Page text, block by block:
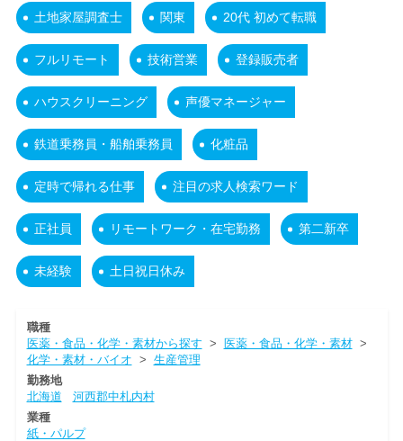
土地家屋調査士 関東 20代 初めて転職
フルリモート 技術営業 登録販売者
ハウスクリーニング 声優マネージャー
鉄道乗務員・船舶乗務員 化粧品
定時で帰れる仕事 注目の求人検索ワード
正社員 リモートワーク・在宅勤務 第二新卒
未経験 土日祝日休み
職種
医薬・食品・化学・素材から探す > 医薬・食品・化学・素材>
化学・素材・バイオ > 生産管理
勤務地
北海道
河西郡中札内村
業種
紙・パルプ